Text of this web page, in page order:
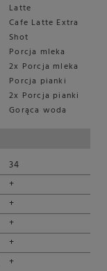
Latte
Cafe Latte Extra
Shot
Porcja mleka
2x Porcja mleka
Porcja pianki
2x Porcja pianki
Gorąca woda
34
+
+
+
+
+